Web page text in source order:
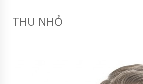
THU NHỎ